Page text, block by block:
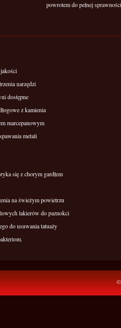
powrotem do pełnej
narzędzi
dostępne
z kamienia
marcepanowym
metali
się z chorym gardłem
na świeżym powietrzu
lakierów do paznokci
do usuwania tatuaży